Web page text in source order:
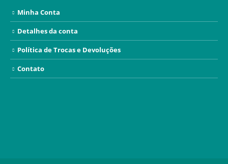
Minha Conta
Detalhes da conta
Política de Trocas e Devoluções
Contato